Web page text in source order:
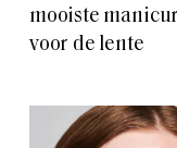
mooiste
voor de lente